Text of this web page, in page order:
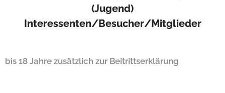
(Jugend)
Interessenten/Besucher/Mitglieder
bis 18 Jahre zusätzlich zur Beitrittserklärung